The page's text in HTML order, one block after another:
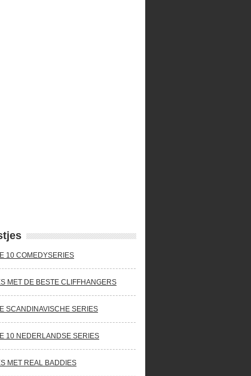
10 COMEDYSERIES
MET DE BESTE CLIFFHANGERS
SCANDINAVISCHE SERIES
10 NEDERLANDSE SERIES
MET REAL BADDIES